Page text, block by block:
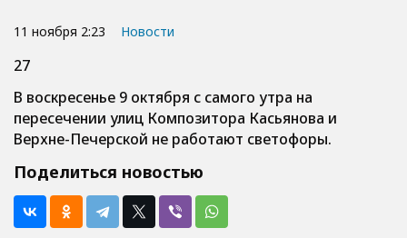
11 ноября 2:23 Новости
27
В воскресенье 9 октября с самого утра на
пересечении улиц Композитора Касьянова и
Верхне-Печерской не работают светофоры.
Поделиться новостью